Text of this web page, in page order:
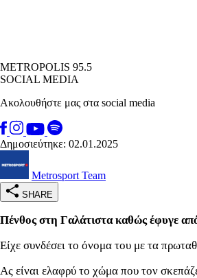
METROPOLIS 95.5
SOCIAL MEDIA
Ακολουθήστε μας στα social media
Δημοσιεύτηκε: 02.01.2025
Metrosport Team
SHARE
Πένθος στη Γαλάτιστα καθώς έφυγε
Είχε συνδέσει το όνομα του με τα
Ας είναι ελαφρύ το χώμα που τον